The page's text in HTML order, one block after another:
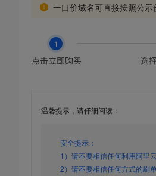
一口价域名可直接按照公示
温馨提示，请仔细阅读：
安全提示：
1）请不要相信任何利用阿里
2）请不要相信任何方式的刷